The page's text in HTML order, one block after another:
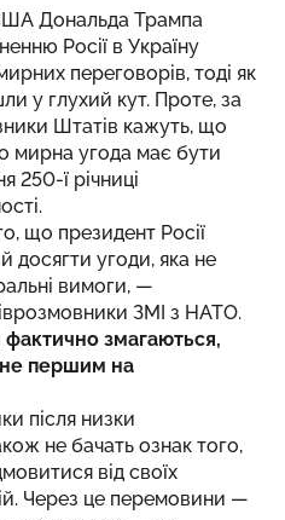
Дональда Трампа
Росії в Україну
переговорів, тоді як
у глухий кут. Проте, за
Штатів кажуть, що
мирна угода має бути
250-ї річниці
що президент Росії
досягти угоди, яка не
вимоги, —
ЗМІ з НАТО.
змагаються,
першим на
після низки
не бачать ознак того,
від своїх
Через це перемовини —